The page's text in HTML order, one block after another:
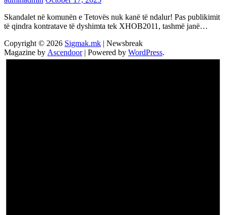
Skandalet në komunën e Tetovës nuk kanë të ndalur! Pas publikimit
të qindra kontratave të dyshimta tek XHOB2011, tashmë janë…
Copyright © 2026 Sigmak.mk | Newsbreak
Magazine by Ascendoor| Powered by WordPress.